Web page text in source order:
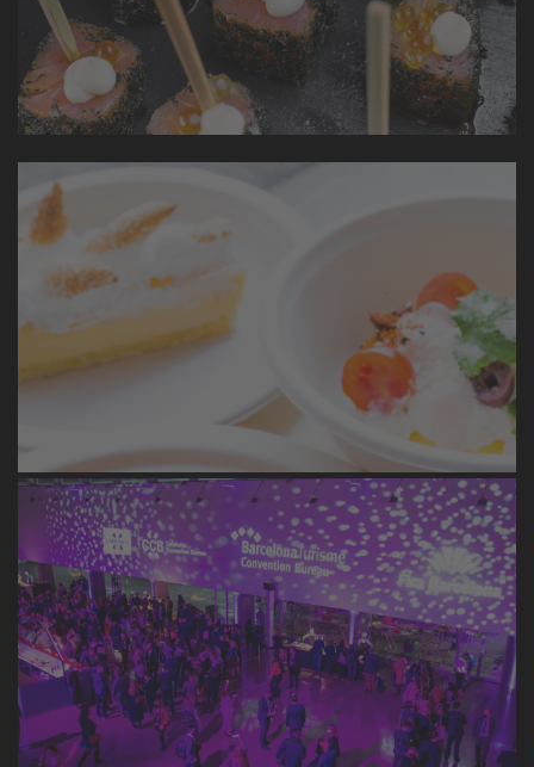
Accor
Creamos el menú para la fiesta del encuentro
europeo de Accor Hoteles en el Palau de Congressos
Bridal week
El evento más exclusivo de moda en Fira confía en
MWC 2022
Una oferta internacional preparada por los mejores
chefs de Barcelona